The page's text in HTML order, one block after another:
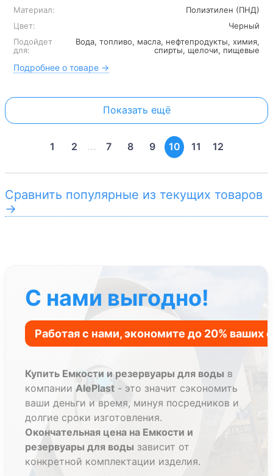
Материал:
Полиэтилен (ПНД)
Цвет:
Черный
Подойдет
для:
Вода, топливо, масла, нефтепродукты, химия,
спирты, щелочи, пищевые
Подробнее о товаре →
Показать ещё
1 2 ... 7 8 9 10 11 12
Сравнить популярные из текущих товаров
→
С нами выгодно!
Купить Емкости и резервуары для воды в
компании AlePlast - это значит сэкономить
ваши деньги и время, минуя посредников и
долгие сроки изготовления.
Окончательная цена на Емкости и
резервуары для воды зависит от
конкретной комплектации изделия.